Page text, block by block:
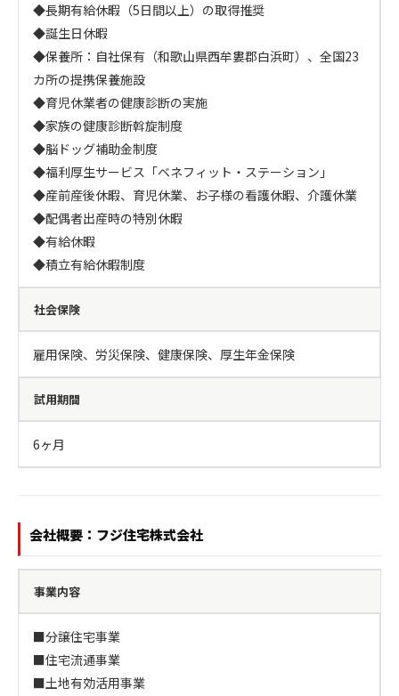
◆長期有給休暇（5日間以上）の取得推奨
◆誕生日休暇
◆保養所：自社保有（和歌山県西牟婁郡白浜町）、全国23
カ所の提携保養施設
◆育児休業者の健康診断の実施
◆家族の健康診断斡旋制度
◆脳ドッグ補助金制度
◆福利厚生サービス「ベネフィット・ステーション」
◆産前産後休暇、育児休業、お子様の看護休暇、介護休業
◆配偶者出産時の特別休暇
◆有給休暇
◆積立有給休暇制度
社会保険
雇用保険、労災保険、健康保険、厚生年金保険
試用期間
6ヶ月
会社概要：フジ住宅株式会社
事業内容
■分譲住宅事業
■住宅流通事業
■土地有効活用事業